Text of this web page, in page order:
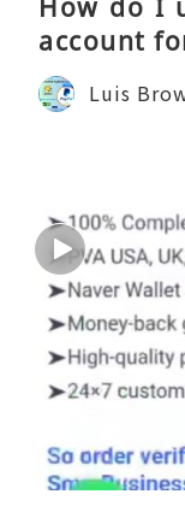
How do I
account
Luis